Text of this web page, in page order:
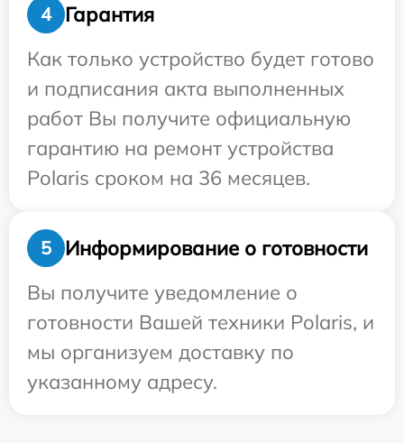
4
Гарантия
Как только устройство будет готово
и подписания акта выполненных
работ Вы получите официальную
гарантию на ремонт устройства
Polaris сроком на 36 месяцев.
5
Информирование о готовности
Вы получите уведомление о
готовности Вашей техники Polaris, и
мы организуем доставку по
указанному адресу.